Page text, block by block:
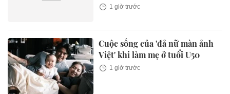
1 giờ trước
Cuộc sống của 'đả nữ màn ảnh
Việt' khi làm mẹ ở tuổi U50
1 giờ trước